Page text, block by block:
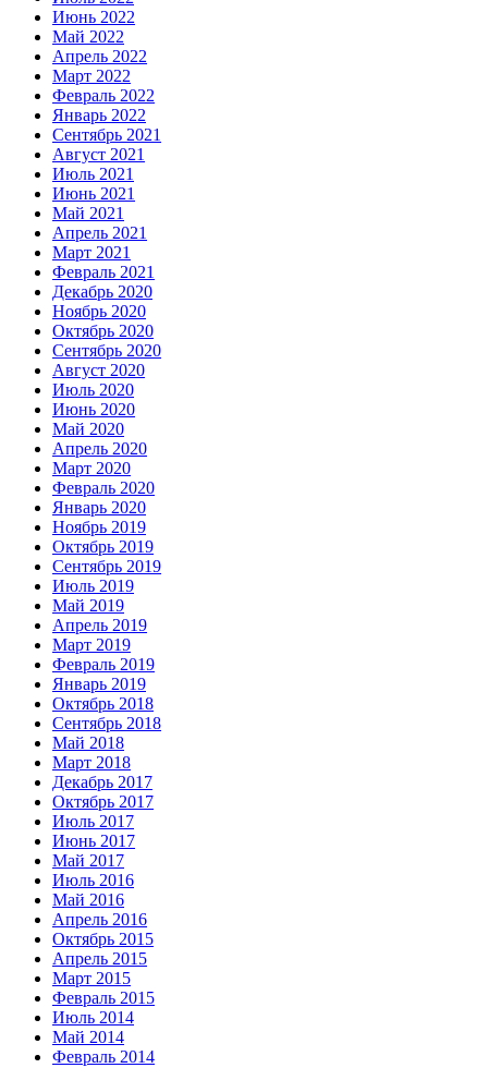
Июнь 2022
Май 2022
Апрель 2022
Март 2022
Февраль 2022
Январь 2022
Сентябрь 2021
Август 2021
Июль 2021
Июнь 2021
Май 2021
Апрель 2021
Март 2021
Февраль 2021
Декабрь 2020
Ноябрь 2020
Октябрь 2020
Сентябрь 2020
Август 2020
Июль 2020
Июнь 2020
Май 2020
Апрель 2020
Март 2020
Февраль 2020
Январь 2020
Ноябрь 2019
Октябрь 2019
Сентябрь 2019
Июль 2019
Май 2019
Апрель 2019
Март 2019
Февраль 2019
Январь 2019
Октябрь 2018
Сентябрь 2018
Май 2018
Март 2018
Декабрь 2017
Октябрь 2017
Июль 2017
Июнь 2017
Май 2017
Июль 2016
Май 2016
Апрель 2016
Октябрь 2015
Апрель 2015
Март 2015
Февраль 2015
Июль 2014
Май 2014
Февраль 2014